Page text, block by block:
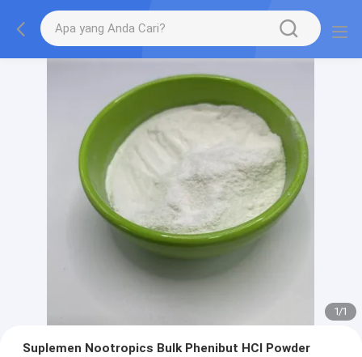
1/1
Suplemen Nootropics Bulk Phenibut HCl Powder